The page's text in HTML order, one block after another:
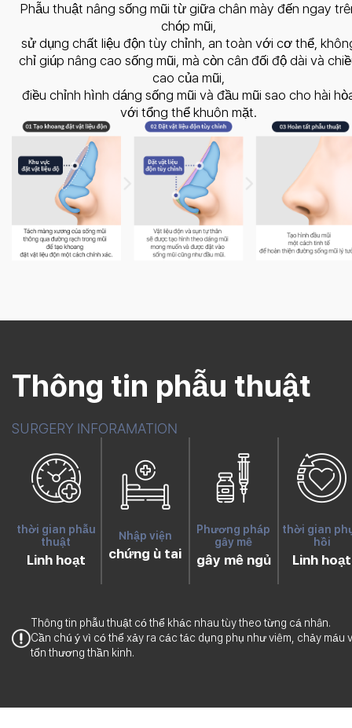
Phẫu thuật nâng sống mũi từ giữa chân mày đến ngay
chóp mũi,
sử dụng chất liệu độn tùy chỉnh, an toàn với cơ thể,
chỉ giúp nâng cao sống mũi, mà còn cân đối độ dài và
cao của mũi,
điều chỉnh hình dáng sống mũi và đầu mũi sao cho hài
với tổng thể khuôn mặt.
Thông tin phẫu thuật
SURGERY INFORAMATION
thời gian phẫu
thuật
Linh hoạt
Nhập viện
chứng ù tai
Phương pháp
gây mê
gây mê ngủ
thời gian
hồi
Linh hoạt
Thông tin phẫu thuật có thể khác nhau tùy theo từng cá nhân.
Cần chú ý vì có thể xảy ra các tác dụng phụ như viêm, chảy máu
tổn thương thần kinh.